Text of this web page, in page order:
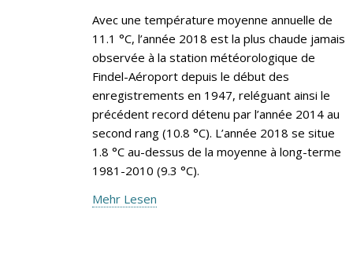
Avec une température moyenne annuelle de
11.1 °C, l’année 2018 est la plus chaude jamais
observée à la station météorologique de
Findel-Aéroport depuis le début des
enregistrements en 1947, reléguant ainsi le
précédent record détenu par l’année 2014 au
second rang (10.8 °C). L’année 2018 se situe
1.8 °C au-dessus de la moyenne à long-terme
1981-2010 (9.3 °C).
Mehr Lesen